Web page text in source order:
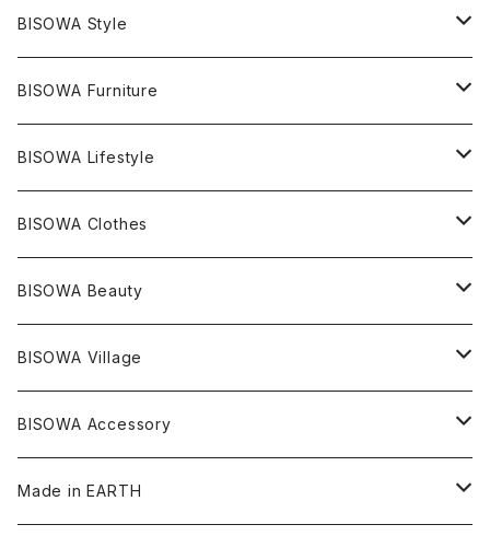
エレスチャル
ライトニング
ツインソウル
メタモルフォーゼス
石の種類別
アメジスト
アクアマリン
デュモルチェライト
タンザナイト
産地別
ヒマラヤ
ブラジル
中国
ネックレス／ペンダント
宇佐美聖子
絹麻 ~kenma~
ピアス
宇佐美聖子
Others
ブレスレット
宇佐美聖子
Others
リング
サンキャッチャー
ヘアアクセサリー
イヤリング
キーホルダー
BISOWA Style
ONE PIECE
ヘンプ
オーガニックコットン
PANTS
ヘンプ
オーガニックコットン
T-SHIRT
オーガニックコットン
ヘンプコットン
leggings
ヘンプ
オーガニックコットン
Others
ヘンプ
オーガニックコットン
Underwear
BISOWA Furniture
のるすく
BISOWA Lifestyle
Music
宇佐美聖子
Niceness Music
浄化アイテム
Cosmic Hemp 麻炭
セージ
オラクルカード
キャンドル
HAZE 和蝋燭
陶器
BISOWA Clothes
麻
絹
Others
オーガニックコットン
BISOWA Beauty
ヘンプオイル
BISOWA Village
Bisowa Club Room
BISOWA Accessory
ヘアゴム
Made in EARTH